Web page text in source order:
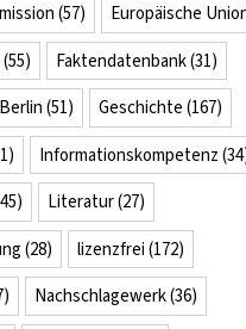
(57) Europäische
(55) Faktendatenbank(31)
(51) Geschichte (167)
Informationskompetenz
Literatur(27)
(28) lizenzfrei (172)
Nachschlagewerk(36)